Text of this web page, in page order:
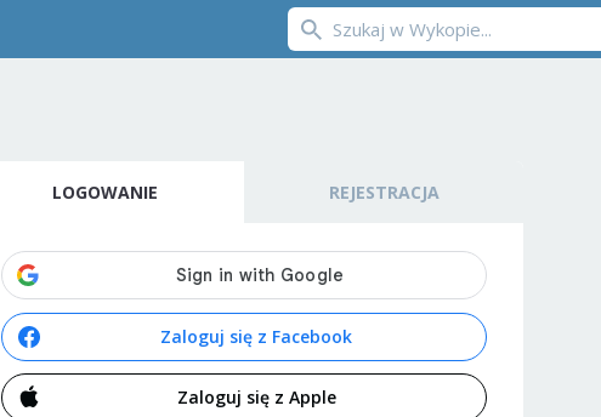
LOGOWANIE REJESTRACJA
Zaloguj się z Facebook
Zaloguj się z Apple